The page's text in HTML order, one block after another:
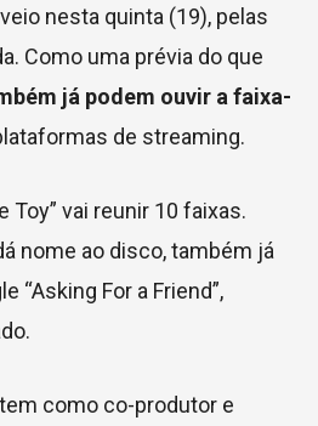
nesta quinta (19), pelas
Como uma prévia do que
já podem ouvir a faixa-
de streaming.
Toy” vai reunir 10 faixas.
nome ao disco, também já
“Asking For a Friend”,
como co-produtor e